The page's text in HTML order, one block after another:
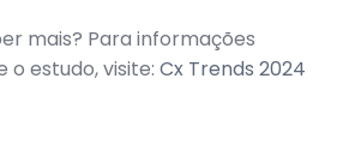
mais? Para informações
o estudo, visite: Cx Trends 2024